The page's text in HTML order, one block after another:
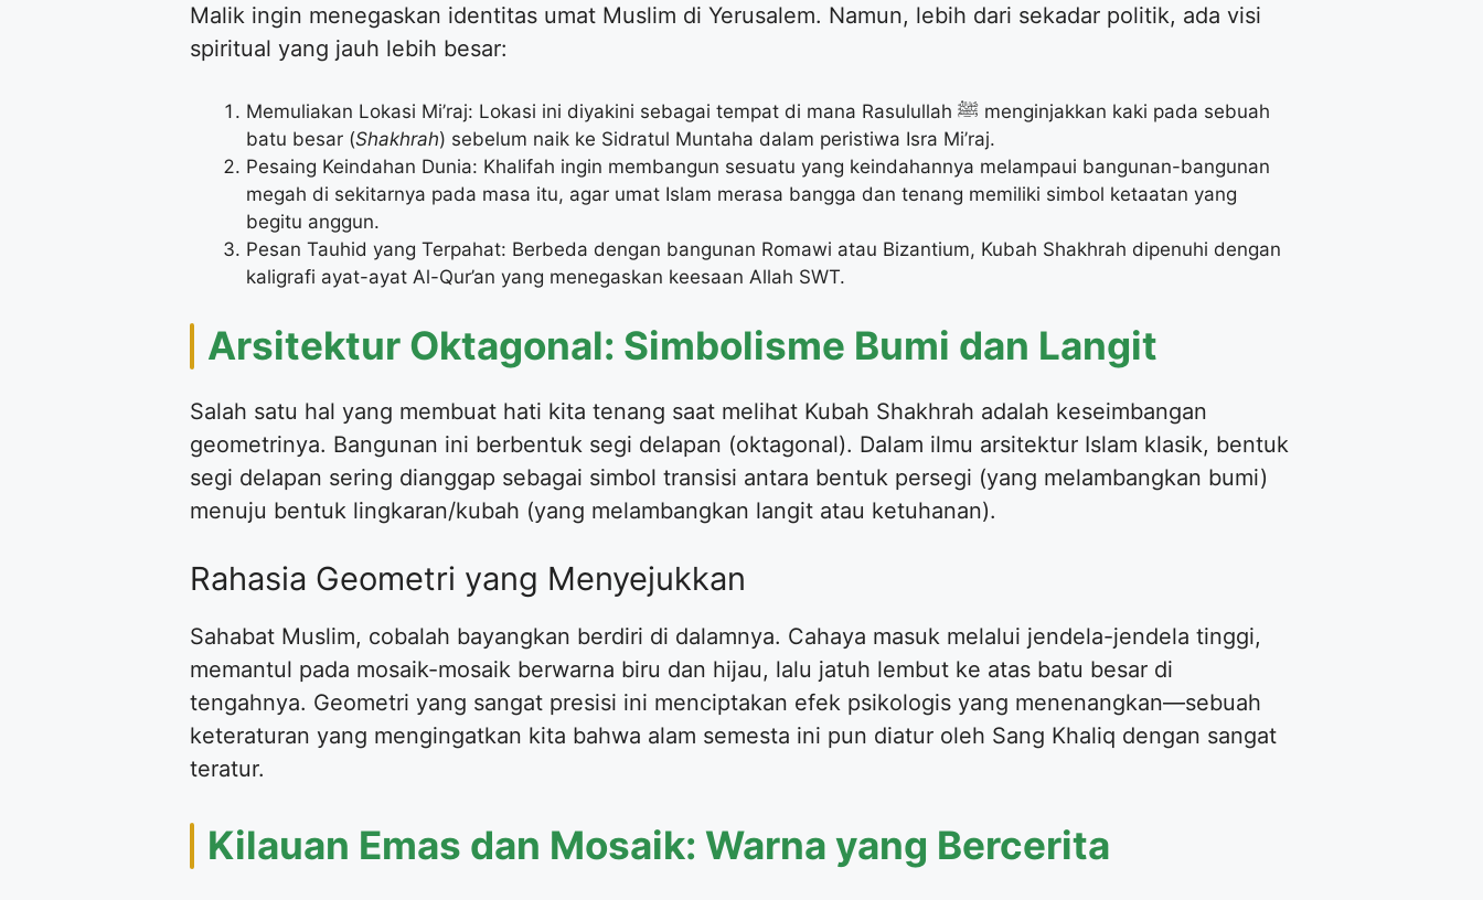
Malik ingin menegaskan identitas umat Muslim di Yerusalem. Namun, lebih dari sekadar politik, ada visi
spiritual yang jauh lebih besar:
Memuliakan Lokasi Mi’raj: Lokasi ini diyakini sebagai tempat di mana Rasulullah ﷺ menginjakkan kaki pada sebuah
batu besar (Shakhrah) sebelum naik ke Sidratul Muntaha dalam peristiwa Isra Mi’raj.
Pesaing Keindahan Dunia: Khalifah ingin membangun sesuatu yang keindahannya melampaui bangunan-bangunan
megah di sekitarnya pada masa itu, agar umat Islam merasa bangga dan tenang memiliki simbol ketaatan yang
begitu anggun.
Pesan Tauhid yang Terpahat: Berbeda dengan bangunan Romawi atau Bizantium, Kubah Shakhrah dipenuhi dengan
kaligrafi ayat-ayat Al-Qur’an yang menegaskan keesaan Allah SWT.
Arsitektur Oktagonal: Simbolisme Bumi dan Langit
Salah satu hal yang membuat hati kita tenang saat melihat Kubah Shakhrah adalah keseimbangan
geometrinya. Bangunan ini berbentuk segi delapan (oktagonal). Dalam ilmu arsitektur Islam klasik, bentuk
segi delapan sering dianggap sebagai simbol transisi antara bentuk persegi (yang melambangkan bumi)
menuju bentuk lingkaran/kubah (yang melambangkan langit atau ketuhanan).
Rahasia Geometri yang Menyejukkan
Sahabat Muslim, cobalah bayangkan berdiri di dalamnya. Cahaya masuk melalui jendela-jendela tinggi,
memantul pada mosaik-mosaik berwarna biru dan hijau, lalu jatuh lembut ke atas batu besar di
tengahnya. Geometri yang sangat presisi ini menciptakan efek psikologis yang menenangkan—sebuah
keteraturan yang mengingatkan kita bahwa alam semesta ini pun diatur oleh Sang Khaliq dengan sangat
teratur.
Kilauan Emas dan Mosaik: Warna yang Bercerita